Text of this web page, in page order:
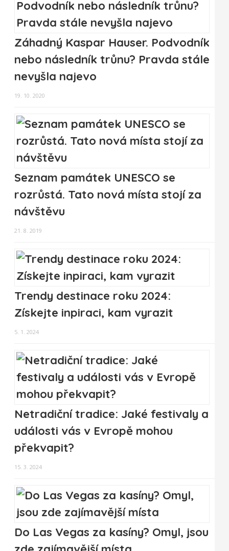
Záhadný Kaspar Hauser. Podvodník
nebo následník trůnu? Pravda stále
nevyšla najevo
19. 10. 2020
Seznam památek UNESCO se
rozrůstá. Tato nová místa stojí za
návštěvu
21. 8. 2019
Trendy destinace roku 2024:
Získejte inpiraci, kam vyrazit
5. 1. 2024
Netradiční tradice: Jaké festivaly a
události vás v Evropě mohou
překvapit?
15. 3. 2024
Do Las Vegas za kasíny? Omyl, jsou